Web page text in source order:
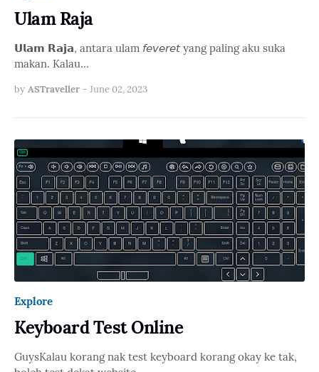
Ulam Raja
𝗨𝗹𝗮𝗺 𝗥𝗮𝗷𝗮, antara ulam 𝘧𝘦𝘷𝘦𝘳𝘦𝘵 yang paling aku suka
makan. Kalau…
by ASTraveller - June 02, 2023
Explore
Keyboard Test Online
GuysKalau korang nak test keyboard korang okay ke tak,